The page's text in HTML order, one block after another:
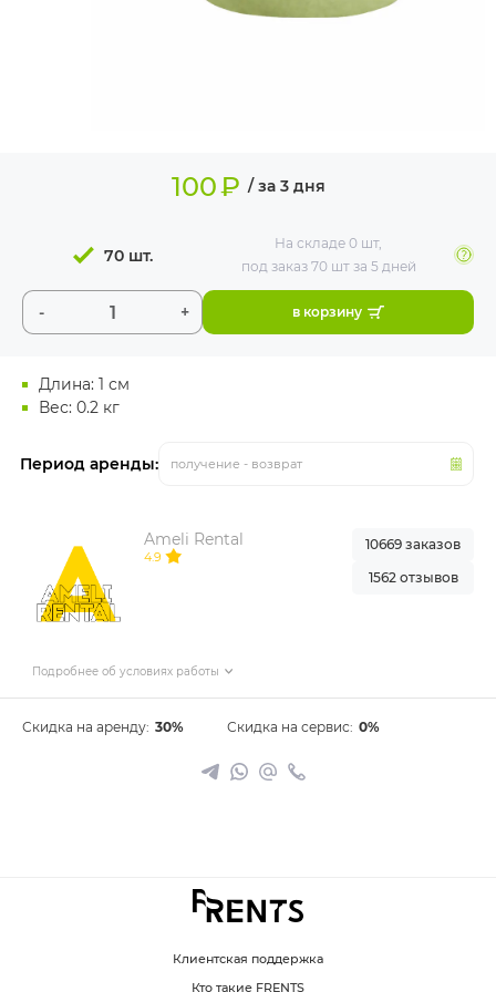
Длина: 1 см
Вес: 0.2 кг
Период аренды: получение - возврат
100₽ / за 3 дня
- +
70 шт.
На складе0 шт,
под заказ 70 штза 5 дней
в корзину
Ameli Rental
4.9
Подробнее об условиях работы
10669 заказов
1562 отзывов
Скидка на аренду: 30% Скидка на сервис: 0%
Клиентская поддержка
Кто такие FRENTS